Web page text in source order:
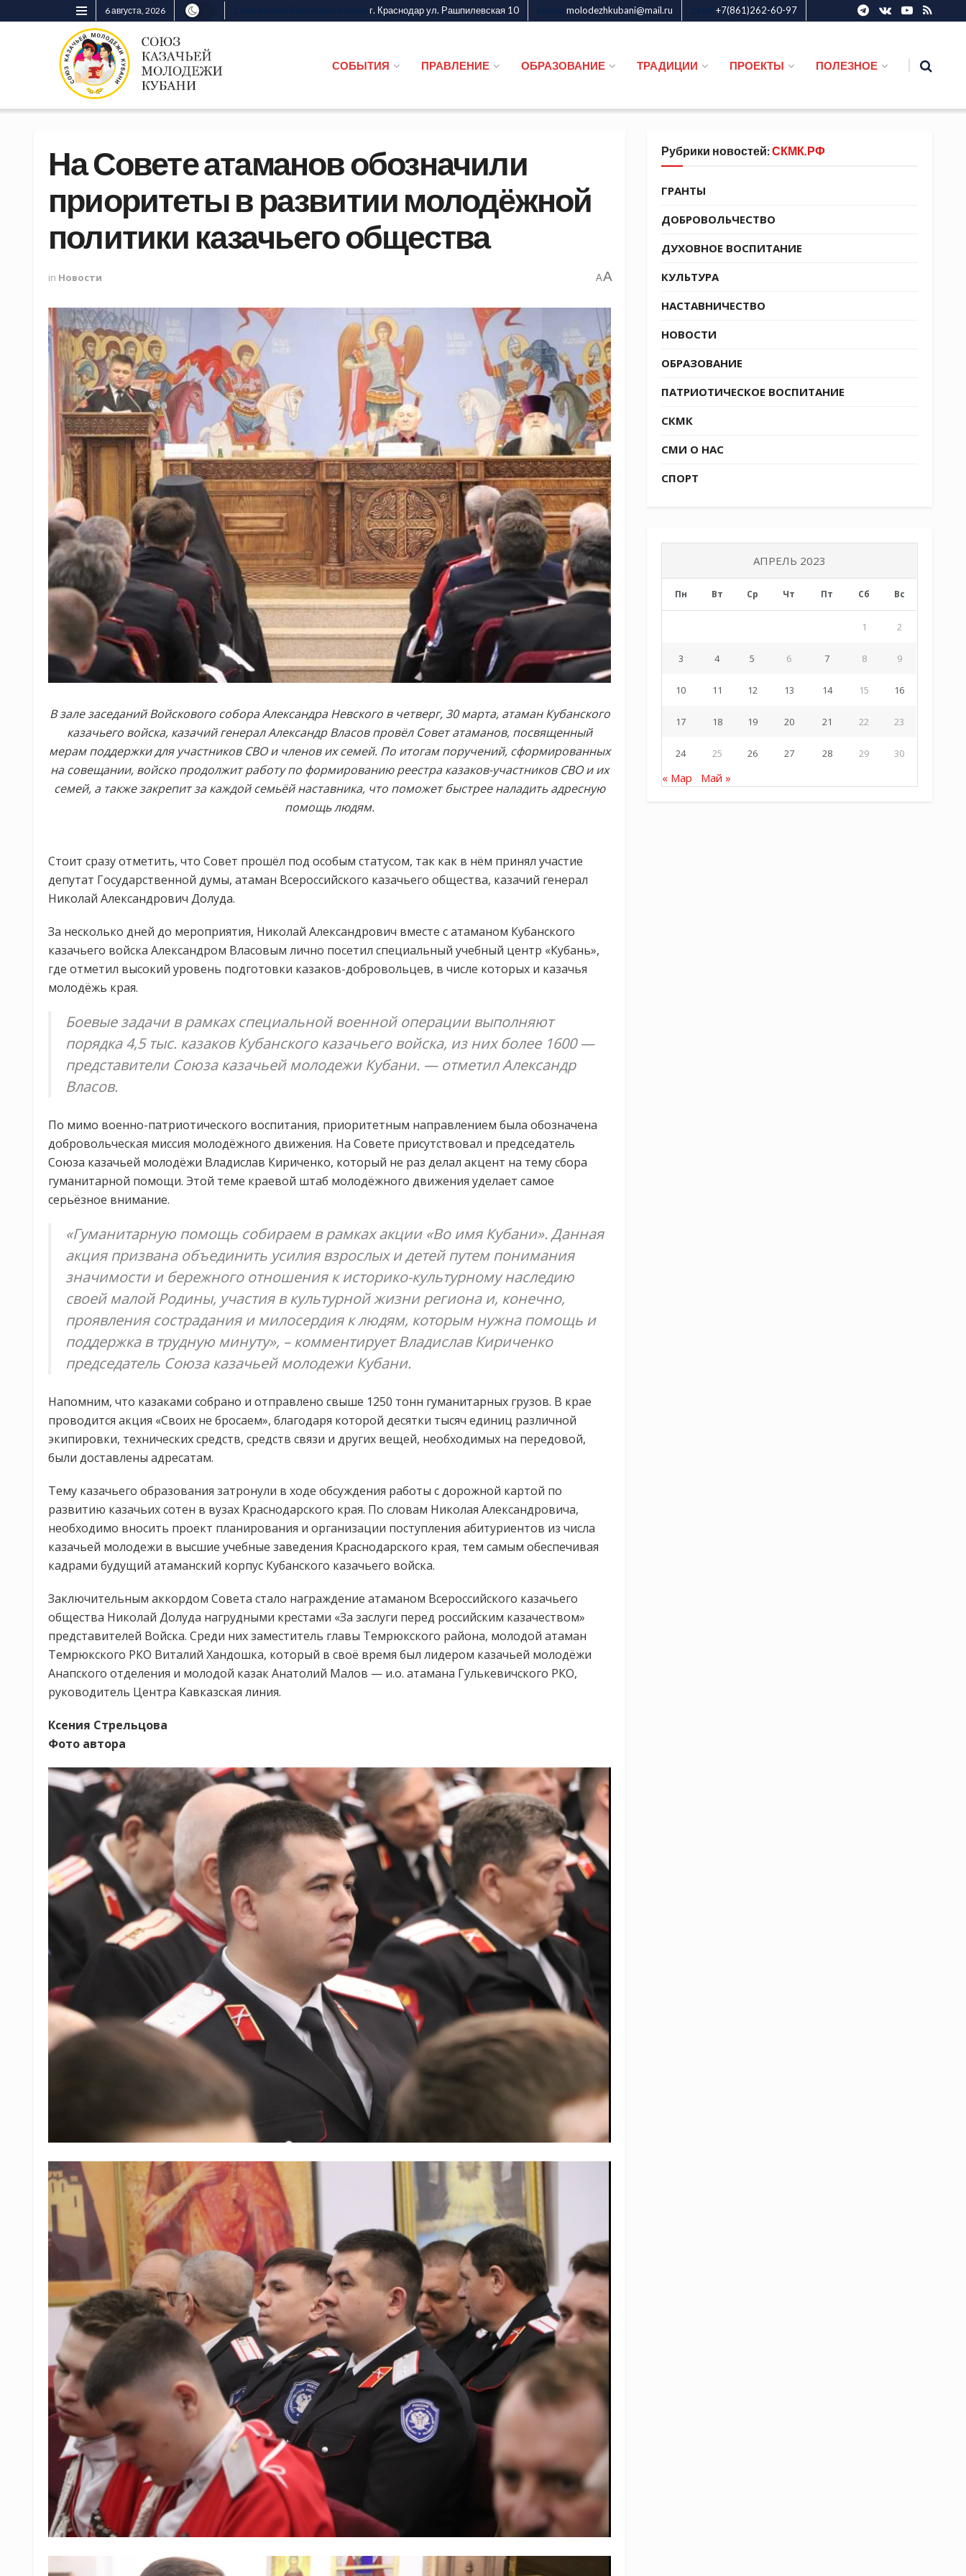
6 августа, 2026 г. Краснодар ул. Рашпилевская 10 molodezhkubani@mail.ru +7(861)262-60-97
СОБЫТИЯ ПРАВЛЕНИЕ ОБРАЗОВАНИЕ ТРАДИЦИИ ПРОЕКТЫ ПОЛЕЗНОЕ
На Совете атаманов обозначили
приоритеты в развитии молодёжной
политики казачьего общества
in Новости AA
В зале заседаний Войскового собора Александра Невского в четверг, 30 марта, атаман Кубанского
казачьего войска, казачий генерал Александр Власов провёл Совет атаманов, посвященный
мерам поддержки для участников СВО и членов их семей. По итогам поручений, сформированных
на совещании, войско продолжит работу по формированию реестра казаков-участников СВО и их
семей, а также закрепит за каждой семьёй наставника, что поможет быстрее наладить адресную
помощь людям.
Стоит сразу отметить, что Совет прошёл под особым статусом, так как в нём принял участие
депутат Государственной думы, атаман Всероссийского казачьего общества, казачий генерал
Николай Александрович Долуда.
За несколько дней до мероприятия, Николай Александрович вместе с атаманом Кубанского
казачьего войска Александром Власовым лично посетил специальный учебный центр «Кубань»,
где отметил высокий уровень подготовки казаков-добровольцев, в числе которых и казачья
молодёжь края.
Боевые задачи в рамках специальной военной операции выполняют
порядка 4,5 тыс. казаков Кубанского казачьего войска, из них более 1600 —
представители Союза казачьей молодежи Кубани. — отметил Александр
Власов.
По мимо военно-патриотического воспитания, приоритетным направлением была обозначена
добровольческая миссия молодёжного движения. На Совете присутствовал и председатель
Союза казачьей молодёжи Владислав Кириченко, который не раз делал акцент на тему сбора
гуманитарной помощи. Этой теме краевой штаб молодёжного движения уделает самое
серьёзное внимание.
«Гуманитарную помощь собираем в рамках акции «Во имя Кубани». Данная
акция призвана объединить усилия взрослых и детей путем понимания
значимости и бережного отношения к историко-культурному наследию
своей малой Родины, участия в культурной жизни региона и, конечно,
проявления сострадания и милосердия к людям, которым нужна помощь и
поддержка в трудную минуту», – комментирует Владислав Кириченко
председатель Союза казачьей молодежи Кубани.
Напомним, что казаками собрано и отправлено свыше 1250 тонн гуманитарных грузов. В крае
проводится акция «Своих не бросаем», благодаря которой десятки тысяч единиц различной
экипировки, технических средств, средств связи и других вещей, необходимых на передовой,
были доставлены адресатам.
Тему казачьего образования затронули в ходе обсуждения работы с дорожной картой по
развитию казачьих сотен в вузах Краснодарского края. По словам Николая Александровича,
необходимо вносить проект планирования и организации поступления абитуриентов из числа
казачьей молодежи в высшие учебные заведения Краснодарского края, тем самым обеспечивая
кадрами будущий атаманский корпус Кубанского казачьего войска.
Заключительным аккордом Совета стало награждение атаманом Всероссийского казачьего
общества Николай Долуда нагрудными крестами «За заслуги перед российским казачеством»
представителей Войска. Среди них заместитель главы Темрюкского района, молодой атаман
Темрюкского РКО Виталий Хандошка, который в своё время был лидером казачьей молодёжи
Анапского отделения и молодой казак Анатолий Малов — и.о. атамана Гулькевичского РКО,
руководитель Центра Кавказская линия.
Ксения Стрельцова
Фото автора
Рубрики новостей:СКМК.РФ
ГРАНТЫ
ДОБРОВОЛЬЧЕСТВО
ДУХОВНОЕ ВОСПИТАНИЕ
КУЛЬТУРА
НАСТАВНИЧЕСТВО
НОВОСТИ
ОБРАЗОВАНИЕ
ПАТРИОТИЧЕСКОЕ ВОСПИТАНИЕ
СКМК
СМИ О НАС
СПОРТ
АПРЕЛЬ 2023
Пн Вт Ср Чт Пт Сб Вс
1 2
3 4 5 6 7 8 9
10 11 12 13 14 15 16
17 18 19 20 21 22 23
24 25 26 27 28 29 30
« Мар Май »